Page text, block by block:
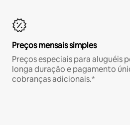
Preços mensais simples
Preços especiais para aluguéis
longa duração e pagamento
cobranças adicionais.*